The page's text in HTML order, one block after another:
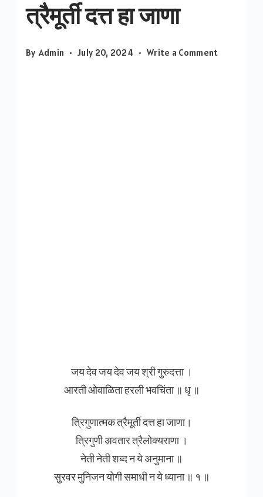
त्रैमूर्ती दत्त हा जाणा
By Admin July 20, 2024 Write a Commenton
जय देव जय देव जय श्री गुरुदत्ता ।
आरती ओवाळिता हरली भवचिंता ॥ धृ ॥
त्रिगुणात्मक त्रैमूर्ती दत्त हा जाणा।
त्रिगुणी अवतार त्रैलोक्यराणा ।
नेती नेती शब्द न ये अनुमाना ॥
सुरवर मुनिजन योगी समाधी न ये ध्याना ॥ १ ॥